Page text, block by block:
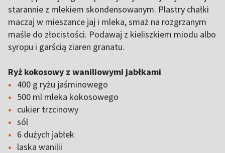
starannie z mlekiem skondensowanym. Plastry chałki
maczaj w mieszance jaj i mleka, smaż na rozgrzanym
maśle do złocistości. Podawaj z kieliszkiem miodu albo
syropu i garścią ziaren granatu.
Ryż kokosowy z waniliowymi jabłkami
400 g ryżu jaśminowego
500 ml mleka kokosowego
cukier trzcinowy
sól
6 dużych jabłek
laska wanilii